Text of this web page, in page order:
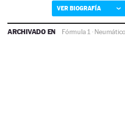
VER BIOGRAFÍA
ARCHIVADO EN Fórmula 1·